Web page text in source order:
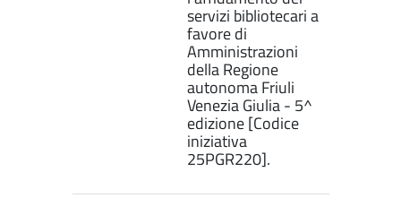
servizi bibliotecari a
favore di
Amministrazioni
della Regione
autonoma Friuli
Venezia Giulia - 5^
edizione [Codice
iniziativa
25PGR220].